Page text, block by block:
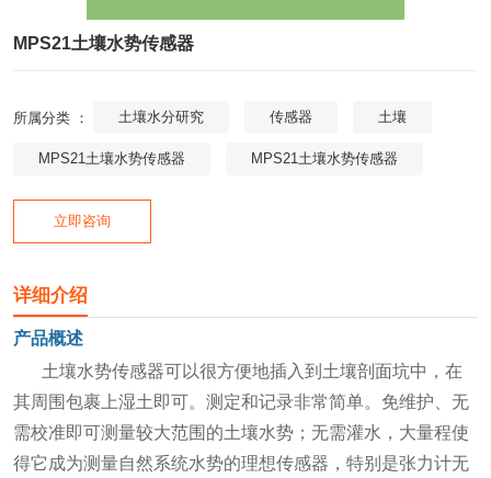
MPS21土壤水势传感器
所属分类 ： 土壤水分研究 传感器 土壤
MPS21土壤水势传感器 MPS21土壤水势传感器
立即咨询
详细介绍
产品概述
土壤水势传感器可以很方便地插入到土壤剖面坑中，在
其周围包裹上湿土即可。测定和记录非常简单。免维护、无
需校准即可测量较大范围的土壤水势；无需灌水，大量程使
得它成为测量自然系统水势的理想传感器，特别是张力计无